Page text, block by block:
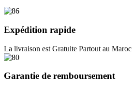
Expédition rapide
La livraison est Gratuite Partout au
Garantie de remboursement